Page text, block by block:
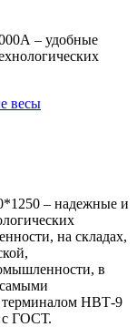
– удобные
весы
– надежные и
на складах,
в
самыми
терминалом НВТ-9
с ГОСТ.